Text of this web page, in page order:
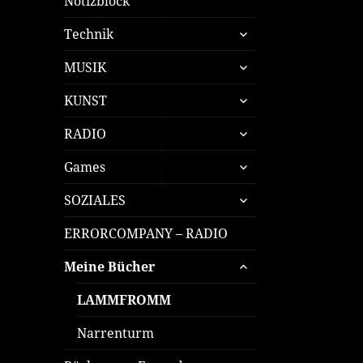
Technik
untermenü
öffnen
MUSIK
untermenü
öffnen
KUNST
untermenü
öffnen
RADIO
untermenü
öffnen
Games
untermenü
öffnen
SOZIALES
untermenü
öffnen
ERRORCOMPANY – RADIO
Meine Bücher
untermenü
öffnen
LAMMFROMM
Narrenturm